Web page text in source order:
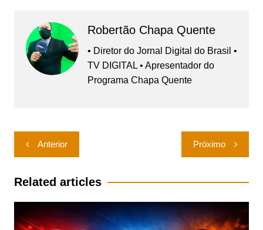
Robertão Chapa Quente
• Diretor do Jornal Digital do Brasil •
TV DIGITAL • Apresentador do
Programa Chapa Quente
Navegação
de
Post
Anterior Próximo
Related articles